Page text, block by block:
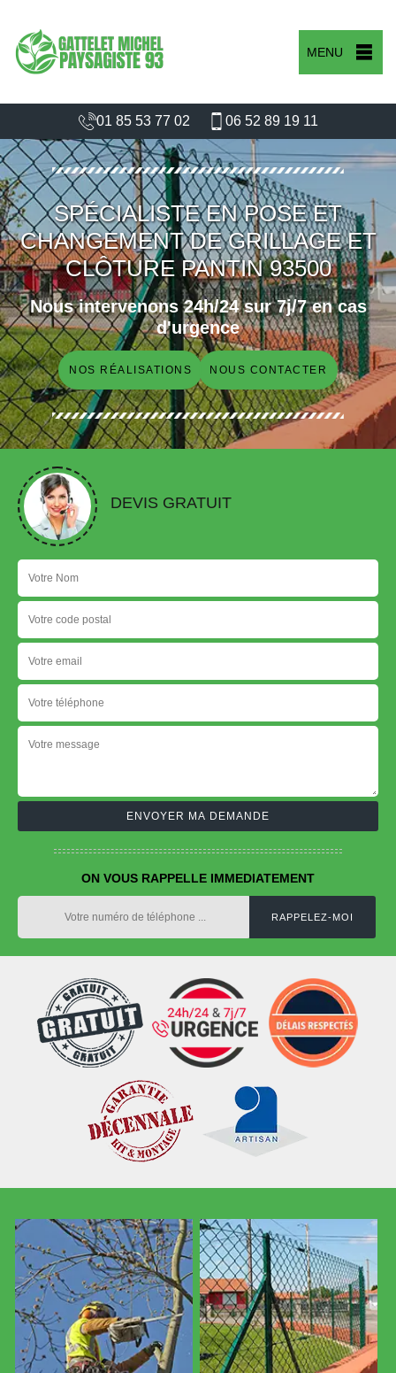
MENU
01 85 53 77 02 06 52 89 19 11
SPÉCIALISTE EN POSE ET
CHANGEMENT DE GRILLAGE ET
CLÔTURE PANTIN 93500
Nous intervenons 24h/24 sur 7j/7 en cas
d'urgence
NOS RÉALISATIONS NOUS CONTACTER
DEVIS GRATUIT
ON VOUS RAPPELLE IMMEDIATEMENT